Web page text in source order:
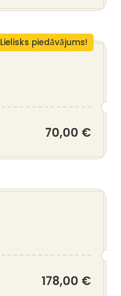
Lielisks piedāvājums!
70,00 €
178,00 €